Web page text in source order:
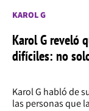
KAROL G
Karol G reveló
difíciles: no
Karol G habló de
las personas que